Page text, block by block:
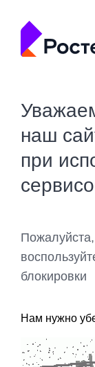
наш
при
блокировки
Нам нужно